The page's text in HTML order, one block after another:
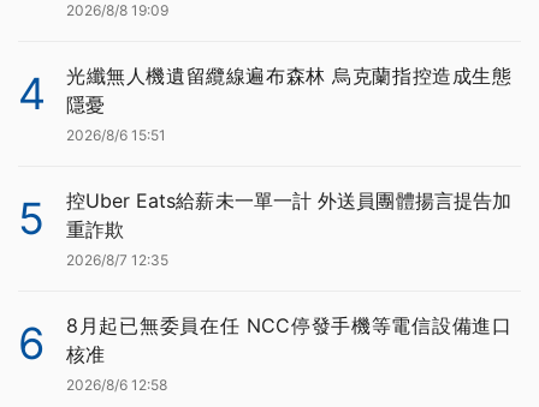
2026/8/8 19:09
4
光纖無人機遺留纜線遍布森林 烏克蘭指控造成生態
隱憂
2026/8/6 15:51
5
控Uber Eats給薪未一單一計 外送員團體揚言提告加
重詐欺
2026/8/7 12:35
6
8月起已無委員在任 NCC停發手機等電信設備進口
核准
2026/8/6 12:58